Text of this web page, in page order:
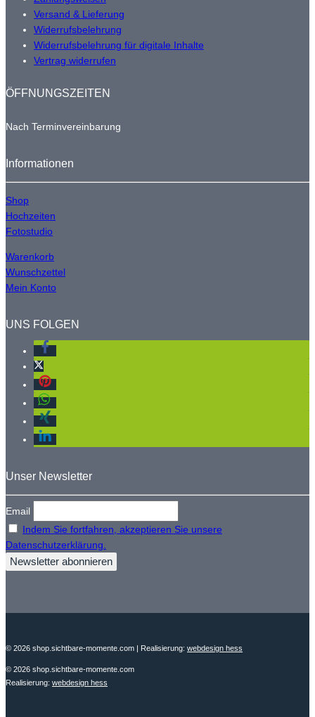
Versand & Lieferung
Widerrufsbelehrung
Widerrufsbelehrung für digitale Inhalte
Vertrag widerrufen
ÖFFNUNGSZEITEN
Nach Terminvereinbarung
Informationen
Shop
Hochzeiten
Fotostudio
Warenkorb
Wunschzettel
Mein Konto
UNS FOLGEN
Unser Newsletter
Email
Indem Sie fortfahren, akzeptieren Sie unsere
Datenschutzerklärung.
© 2026 shop.sichtbare-momente.com | Realisierung: webdesign hess
© 2026 shop.sichtbare-momente.com
Realisierung: webdesign hess